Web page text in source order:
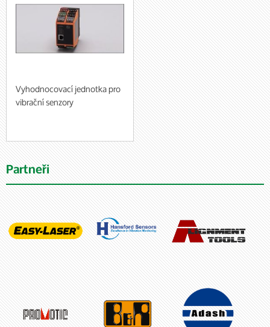
Vyhodnocovací jednotka pro
vibrační senzory
Partneři